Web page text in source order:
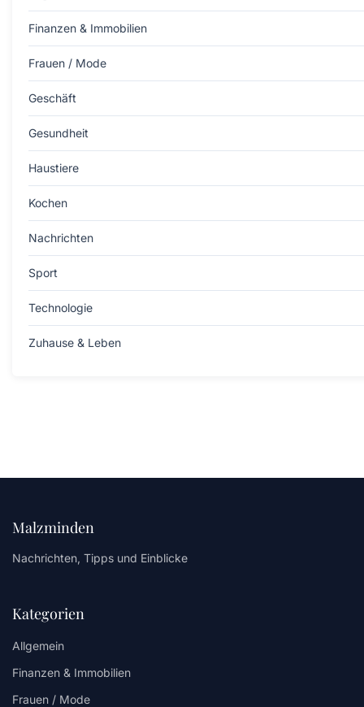
Finanzen & Immobilien
Frauen / Mode
Geschäft
Gesundheit
Haustiere
Kochen
Nachrichten
Sport
Technologie
Zuhause & Leben
Malzminden
Nachrichten, Tipps und Einblicke
Kategorien
Allgemein
Finanzen & Immobilien
Frauen / Mode